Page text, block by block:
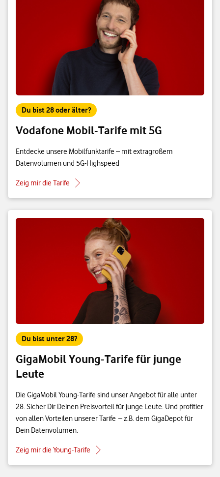
Du bist 28 oder älter?
Vodafone Mobil-Tarife mit 5G
Entdecke unsere Mobilfunktarife – mit extragroßem
Datenvolumen und 5G-Highspeed
Zeig mir die Tarife
Du bist unter 28?
GigaMobil Young-Tarife für junge
Leute
Die GigaMobil Young-Tarife sind unser Angebot für alle unter
28. Sicher Dir Deinen Preisvorteil für junge Leute. Und profitier
von allen Vorteilen unserer Tarife – z.B. dem GigaDepot für
Dein Datenvolumen.
Zeig mir die Young-Tarife